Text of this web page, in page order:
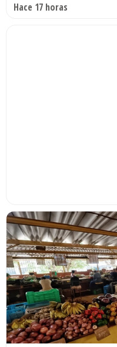
Hace 17 horas